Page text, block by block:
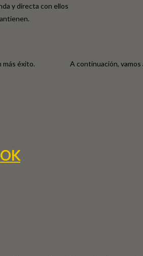
y directa con ellos
aún más éxito. A continuación, vamos